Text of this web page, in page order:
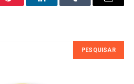
Pinterest LinkedInTumblr Email